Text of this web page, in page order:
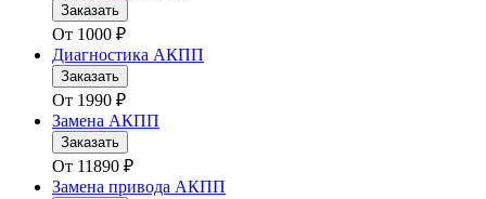
Заказать
От 1000 ₽
Диагностика АКПП
Заказать
От 1990 ₽
Замена АКПП
Заказать
От 11890 ₽
Замена привода АКПП